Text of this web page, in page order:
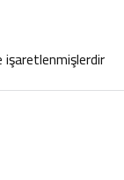
işaretlenmişlerdir